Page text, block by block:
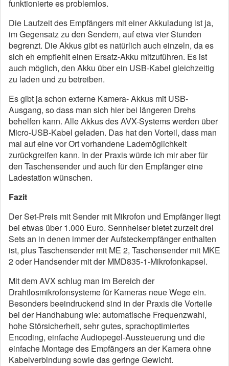
funktionierte es problemlos.
Die Laufzeit des Empfängers mit einer Akkuladung ist ja,
im Gegensatz zu den Sendern, auf etwa vier Stunden
begrenzt. Die Akkus gibt es natürlich auch einzeln, da es
sich eh empfiehlt einen Ersatz-Akku mitzuführen. Es ist
auch möglich, den Akku über ein USB-Kabel gleichzeitig
zu laden und zu betreiben.
Es gibt ja schon externe Kamera- Akkus mit USB-
Ausgang, so dass man sich hier bei längeren Drehs
behelfen kann. Alle Akkus des AVX-Systems werden über
Micro-USB-Kabel geladen. Das hat den Vorteil, dass man
mal auf eine vor Ort vorhandene Lademöglichkeit
zurückgreifen kann. In der Praxis würde ich mir aber für
den Taschensender und auch für den Empfänger eine
Ladestation wünschen.
Fazit
Der Set-Preis mit Sender mit Mikrofon und Empfänger liegt
bei etwas über 1.000 Euro. Sennheiser bietet zurzeit drei
Sets an in denen immer der Aufsteckempfänger enthalten
ist, plus Taschensender mit ME 2, Taschensender mit MKE
2 oder Handsender mit der MMD835-1-Mikrofonkapsel.
Mit dem AVX schlug man im Bereich der
Drahtlosmikrofonsysteme für Kameras neue Wege ein.
Besonders beeindruckend sind in der Praxis die Vorteile
bei der Handhabung wie: automatische Frequenzwahl,
hohe Störsicherheit, sehr gutes, sprachoptimiertes
Encoding, einfache Audiopegel-Aussteuerung und die
einfache Montage des Empfängers an der Kamera ohne
Kabelverbindung sowie das geringe Gewicht.